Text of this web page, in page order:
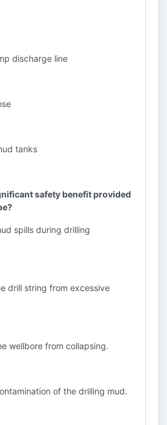
discharge line
tanks
safety benefit provided
spills during drilling
drill string from excessive
wellbore from collapsing.
of the drilling mud.